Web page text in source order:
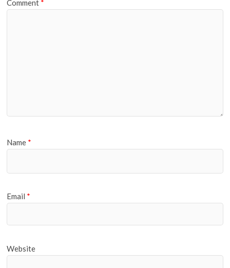
Comment *
Name *
Email *
Website